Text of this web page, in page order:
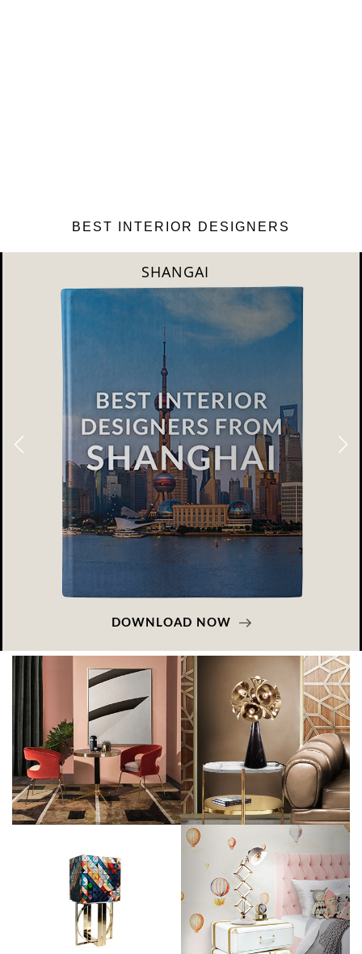
BEST INTERIOR DESIGNERS
NEW YORK
DOWNLOAD NOW